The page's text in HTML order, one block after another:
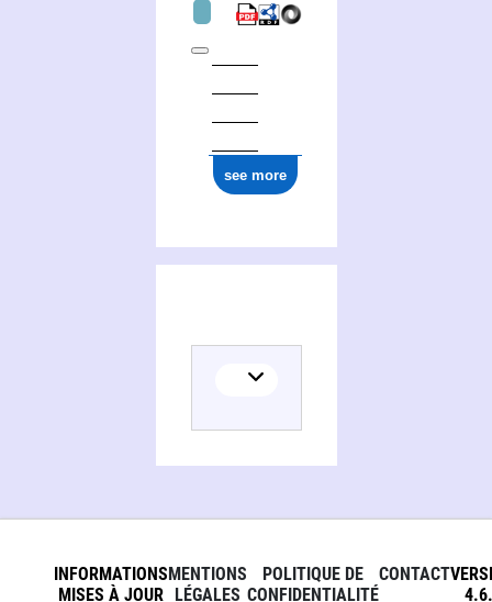
see more
INFORMATIONS
MISES À JOUR
MENTIONS
LÉGALES
POLITIQUE DE
CONFIDENTIALITÉ
CONTACT